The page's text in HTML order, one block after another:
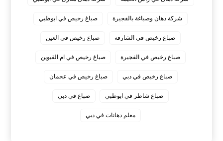
شركة دهان وصباغة بالفجيرة صباغ رخيص في ابوظبي
صباغ رخيص في الشارقة صباغ رخيص في العين
صباغ رخيص في الفجيرة صباغ رخيص في ام القيوين
صباغ رخيص في دبي صباغ رخيص في عجمان
صباغ شاطر في ابوظبي صباغ في دبي
معلم دهانات في دبي